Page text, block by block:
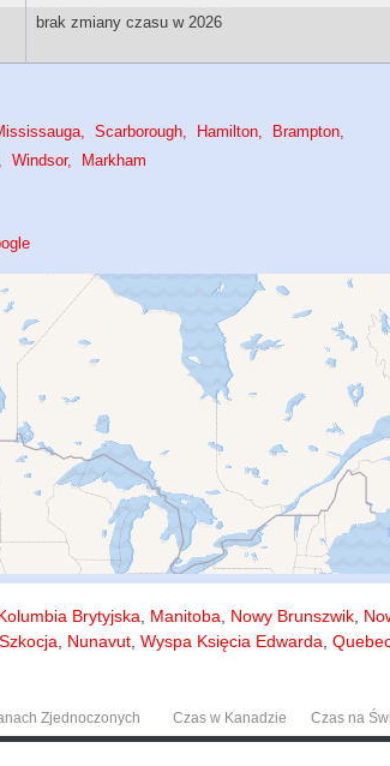
brak zmiany czasu w 2026
Scarborough Hamilton
Brampton
Windsor Markham
Brytyjska Manitoba Nowy Brunszwik
Nunavut Wyspa Księcia Edwarda
Zjednoczonych Czas w Kanadzie Czas na